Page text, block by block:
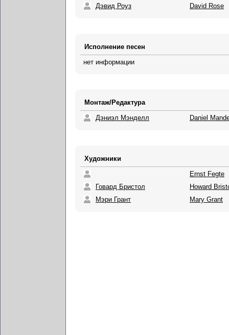
Дэвид Роуз
David Rose
Исполнение песен
нет информации
Монтаж/Редактура
Дэниэл Мэнделл
Daniel
Художники
Ernst Fegte
Говард Бристол
Howard
Мэри Грант
Mary Grant